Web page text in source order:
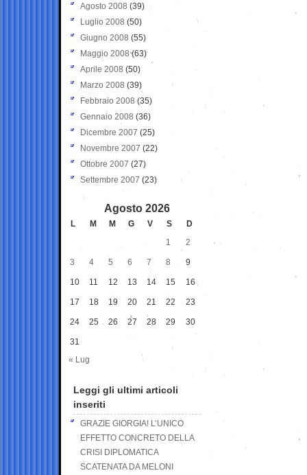
Agosto 2008 (39)
Luglio 2008 (50)
Giugno 2008 (55)
Maggio 2008(63)
Aprile 2008 (50)
Marzo 2008 (39)
Febbraio 2008 (35)
Gennaio 2008 (36)
Dicembre 2007 (25)
Novembre 2007 (22)
Ottobre 2007 (27)
Settembre 2007 (23)
Agosto 2026
L M M G V S
D
1
2
3 4 5 6 7 8 9
10 11 12 13 14 15 16
17 18 19 20 21 22 23
24 25 26 27 28 29 30
31
« Lug
Leggi gli ultimi articoli
inseriti
GRAZIE GIORGIA! L’UNICO
EFFETTO CONCRETO DELLA
CRISI DIPLOMATICA
SCATENATA DA MELONI